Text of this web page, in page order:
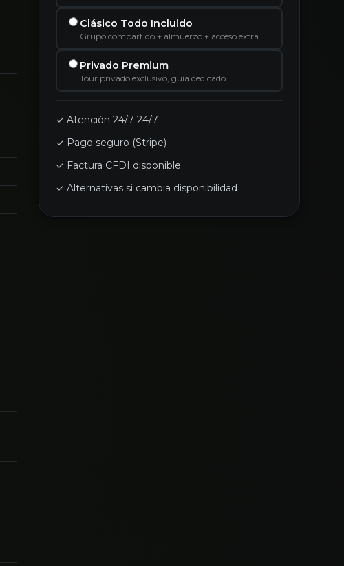
Clásico Todo Incluido
Grupo compartido + almuerzo + acceso extra
Privado Premium
Tour privado exclusivo, guía dedicado
✓ Atención 24/7 24/7
✓ Pago seguro (Stripe)
✓ Factura CFDI disponible
✓ Alternativas si cambia disponibilidad